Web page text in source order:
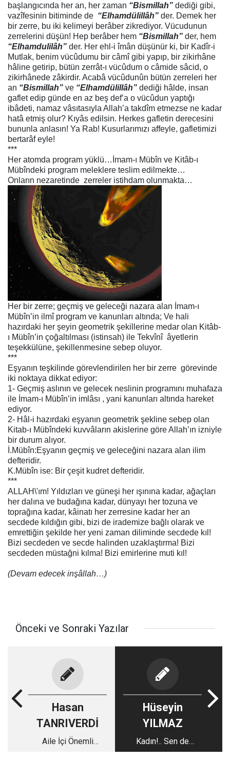
başlangıcında her an, her zaman “Bismillah” dediği gibi,
vazîfesinin bitiminde de “Elhamdülillâh” der. Demek her
bir zerre, bu iki kelimeyi berâber zikrediyor. Vücudunun
zerrelerini düşün! Hep berâber hem “Bismillah” der, hem
“Elhamdulilâh” der. Her ehl-i îmân düşünür ki, bir Kadîr-i
Mutlak, benim vücûdumu bir câmîgibi yapıp, bir zikirhâne
hâline getirip, bütün zerrât-ı vücûdum o câmide sâcid, o
zikirhânede zâkirdir. Acabâ vücûdunûn bütün zerreleri her
an “Bismillah” ve “Elhamdülillâh” dediği hâlde, insan
gaflet edip günde en az beş def’a o vücûdun yaptığı
ibâdeti, namaz vâsıtasıyla Allah’a takdîm etmezse ne kadar
hatâ etmiş olur? Kıyâs edilsin. Herkes gafletin derecesini
bununla anlasın! Ya Rab! Kusurlarımızı affeyle, gafletimizi
bertarâf eyle!
***
Her atomda program yüklü…İmam-ı Mübîn ve Kitâb-ı
Mübîndeki program meleklere teslim edilmekte…
Onların nezaretinde zerreler istihdam olunmakta…
Her bir zerre; geçmiş ve geleceği nazara alan İmam-ı
Mübîn’in ilmî program ve kanunları altında; Ve hali
hazırdaki her şeyin geometrik şekillerine medar olan Kitâb-
ı Mübîn’in çoğaltılması (istinsah) ile Tekvînî âyetlerin
teşekkülüne, şekillenmesine sebep oluyor.
***
Eşyanın teşkilinde görevlendirilen her bir zerre görevinde
iki noktaya dikkat ediyor:
1- Geçmiş aslının ve gelecek neslinin programını muhafaza
ile İmam-ı Mübîn’in imlâsı , yani kanunları altında hareket
ediyor.
2- Hâl-i hazırdaki eşyanın geometrik şekline sebep olan
Kitab-ı Mübîndeki kuvvâların akislerine göre Allah’ın izniyle
bir durum alıyor.
İ.Mübîn:Eşyanın geçmiş ve geleceğini nazara alan ilim
defteridir.
K.Mübîn ise: Bir çeşit kudret defteridir.
***
ALLAH\'ım! Yıldızları ve güneşi her ışınına kadar, ağaçları
her dalına ve budağına kadar, dünyayı her tozuna ve
toprağına kadar, kâinatı her zerresine kadar her an
secdede kıldığın gibi, bizi de irademize bağlı olarak ve
emrettiğin şekilde her yeni zaman diliminde secdede kıl!
Bizi secdeden ve secde halinden uzaklaştırma! Bizi
secdeden müstağni kılma! Bizi emirlerine muti kıl!
(Devam edecek inşâllah…)
Önceki ve Sonraki Yazılar
Hasan
TANRIVERDİ
Aile İçi Önemli
Hüseyin
YILMAZ
Kadın!.. Sen de
insansın, dişiliğe râzı